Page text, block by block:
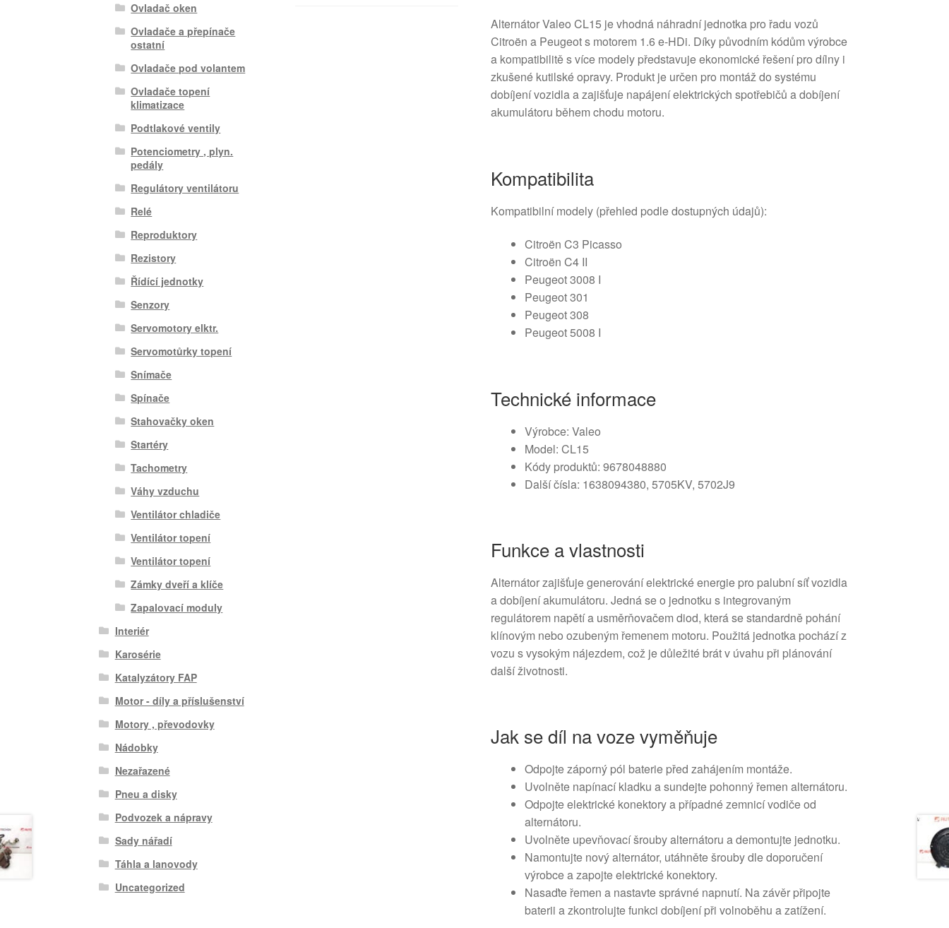
Alternátor Valeo CL15 je vhodná náhradní jednotka pro řadu vozů
Citroën a Peugeot s motorem 1.6 e-HDi. Díky původním kódům výrobce
a kompatibilitě s více modely představuje ekonomické řešení pro dílny i
zkušené kutilské opravy. Produkt je určen pro montáž do systému
dobíjení vozidla a zajišťuje napájení elektrických spotřebičů a dobíjení
akumulátoru během chodu motoru.
Kompatibilita
Kompatibilní modely (přehled podle dostupných údajů):
Citroën C3 Picasso
Citroën C4 II
Peugeot 3008 I
Peugeot 301
Peugeot 308
Peugeot 5008 I
Technické informace
Výrobce: Valeo
Model: CL15
Kódy produktů: 9678048880
Další čísla: 1638094380, 5705KV, 5702J9
Funkce a vlastnosti
Alternátor zajišťuje generování elektrické energie pro palubní síť vozidla
a dobíjení akumulátoru. Jedná se o jednotku s integrovaným
regulátorem napětí a usměrňovačem diod, která se standardně pohání
klínovým nebo ozubeným řemenem motoru. Použitá jednotka pochází z
vozu s vysokým nájezdem, což je důležité brát v úvahu při plánování
další životnosti.
Jak se díl na voze vyměňuje
Odpojte záporný pól baterie před zahájením montáže.
Uvolněte napínací kladku a sundejte pohonný řemen alternátoru.
Odpojte elektrické konektory a případné zemnicí vodiče od
alternátoru.
Uvolněte upevňovací šrouby alternátoru a demontujte jednotku.
Namontujte nový alternátor, utáhněte šrouby dle doporučení
výrobce a zapojte elektrické konektory.
Nasaďte řemen a nastavte správné napnutí. Na závěr připojte
baterii a zkontrolujte funkci dobíjení při volnoběhu a zatížení.
Ovladač oken
Ovladače a přepínače
ostatní
Ovladače pod volantem
Ovladače topení
klimatizace
Podtlakové ventily
Potenciometry , plyn.
pedály
Regulátory ventilátoru
Relé
Reproduktory
Rezistory
Řídící jednotky
Senzory
Servomotory elktr.
Servomotůrky topení
Snímače
Spínače
Stahovačky oken
Startéry
Tachometry
Váhy vzduchu
Ventilátor chladiče
Ventilátor topení
Ventilátor topení
Zámky dveří a klíče
Zapalovací moduly
Interiér
Karosérie
Katalyzátory FAP
Motor - díly a příslušenství
Motory , převodovky
Nádobky
Nezařazené
Pneu a disky
Podvozek a nápravy
Sady nářadí
Táhla a lanovody
Uncategorized